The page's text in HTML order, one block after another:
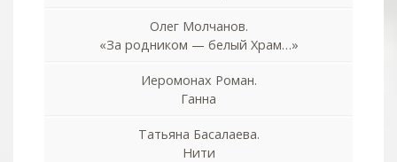
Олег Молчанов.
«За родником — белый Храм…»
Иеромонах Роман.
Ганна
Татьяна Басалаева.
Нити